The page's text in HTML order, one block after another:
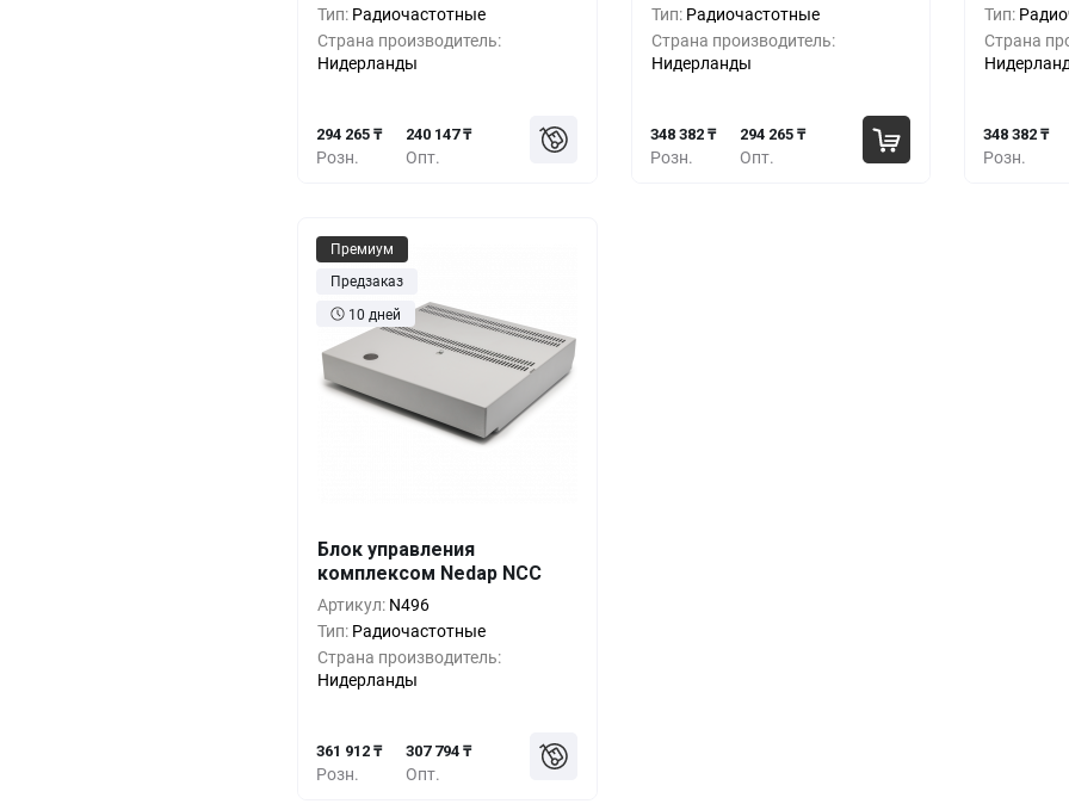
Тип: Радиочастотные
Страна производитель:
Нидерланды
Розн.
294 265 ₸
Опт.
240 147 ₸
5+ -6% 273 971 ₸
10+ -13%
Тип: Радиочастотные
Страна производитель:
Нидерланды
Розн.
348 382 ₸
Опт.
294 265 ₸
5+ -5% 328 088 ₸
10+ -11%
Тип:
Страна
Розн.
348 382 ₸
5+
10+
Премиум
Предзаказ
10 дней
Блок управления
комплексом Nedap NCC
Артикул: N496
Тип: Радиочастотные
Страна производитель:
Нидерланды
Розн.
361 912 ₸
Опт.
307 794 ₸
Кол-во Выгода
0%
5+ -5% 341 618 ₸
10+ -11%